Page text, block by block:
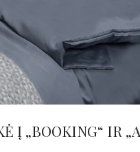
Į „BOOKING“ IR